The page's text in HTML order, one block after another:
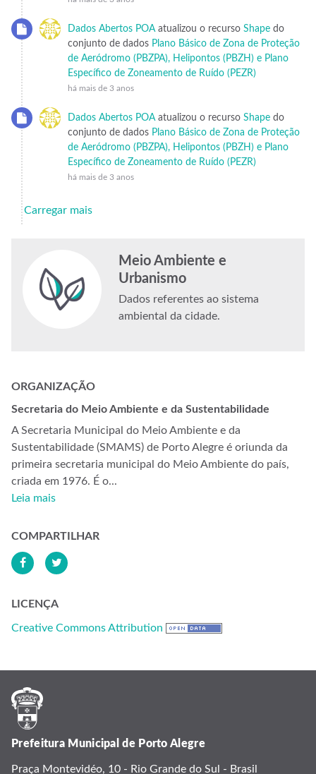
Dados Abertos POAatualizou o recurso Shape do
conjunto de dados Plano Básico de Zona de Proteção
de Aeródromo (PBZPA), Helipontos (PBZH) e Plano
Específico de Zoneamento de Ruído (PEZR)
há mais de 3 anos
Dados Abertos POAatualizou o recurso Shape do
conjunto de dados Plano Básico de Zona de Proteção
de Aeródromo (PBZPA), Helipontos (PBZH) e Plano
Específico de Zoneamento de Ruído (PEZR)
há mais de 3 anos
Carregar mais
Meio Ambiente e
Urbanismo
Dados referentes ao sistema
ambiental da cidade.
ORGANIZAÇÃO
Secretaria do Meio Ambiente e da Sustentabilidade
A Secretaria Municipal do Meio Ambiente e da
Sustentabilidade (SMAMS) de Porto Alegre é oriunda da
primeira secretaria municipal do Meio Ambiente do país,
criada em 1976. É o...
Leia mais
COMPARTILHAR
LICENÇA
Creative Commons Attribution
Prefeitura Municipal de Porto Alegre
Praça Montevidéo, 10 - Rio Grande do Sul - Brasil